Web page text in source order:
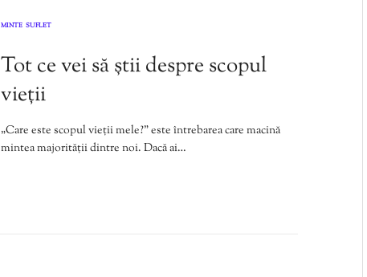
MINTE SUFLET
Tot ce vei să știi despre scopul
vieții
„Care este scopul vieții mele?” este întrebarea care macină
mintea majorității dintre noi. Dacă ai…